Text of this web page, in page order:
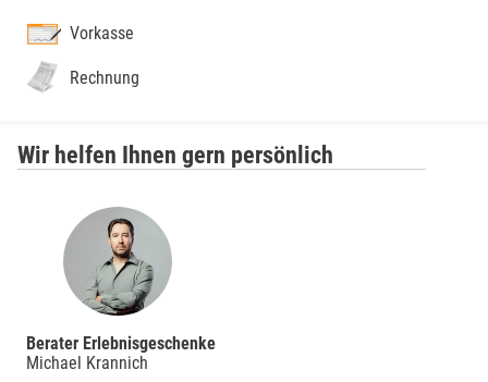
Vorkasse
Rechnung
Wir helfen Ihnen gern persönlich
Berater Erlebnisgeschenke
Michael Krannich